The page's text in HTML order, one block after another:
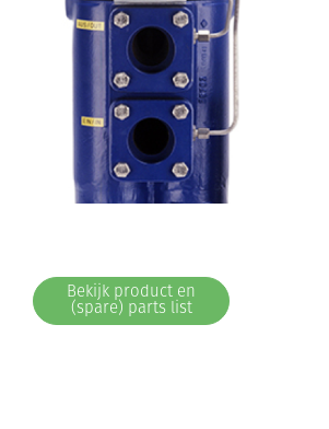
Bekijk product en
(spare) parts list